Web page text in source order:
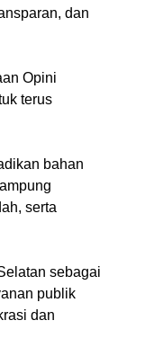
dan
Opini
terus
bahan
serta
sebagai
publik
dan